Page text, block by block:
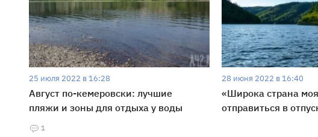
25 июля 2022 в 16:28
Август по-кемеровски: лучшие
пляжи и зоны для отдыха у воды
1
28 июня 2022 в 16:40
«Широка страна
отправиться в